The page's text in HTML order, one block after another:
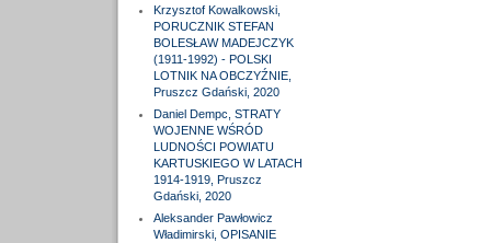
Krzysztof Kowalkowski,
PORUCZNIK STEFAN
BOLESŁAW MADEJCZYK
(1911-1992) - POLSKI
LOTNIK NA OBCZYŹNIE,
Pruszcz Gdański, 2020
Daniel Dempc, STRATY
WOJENNE WŚRÓD
LUDNOŚCI POWIATU
KARTUSKIEGO W LATACH
1914-1919, Pruszcz
Gdański, 2020
Aleksander Pawłowicz
Władimirski, OPISANIE